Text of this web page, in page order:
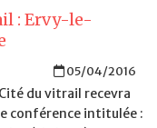
: Ervy-le-
05/04/2016
du vitrail recevra
conférence intitulée :